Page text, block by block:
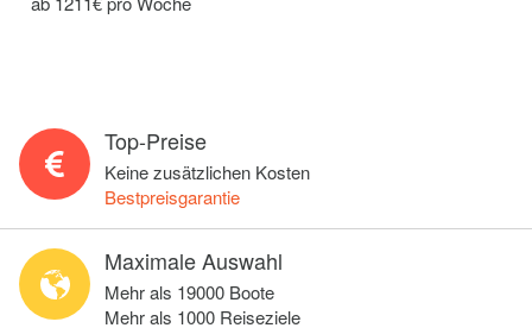
Top-Preise
Keine zusätzlichen Kosten
Bestpreisgarantie
Maximale Auswahl
Mehr als 19000 Boote
Mehr als 1000 Reiseziele